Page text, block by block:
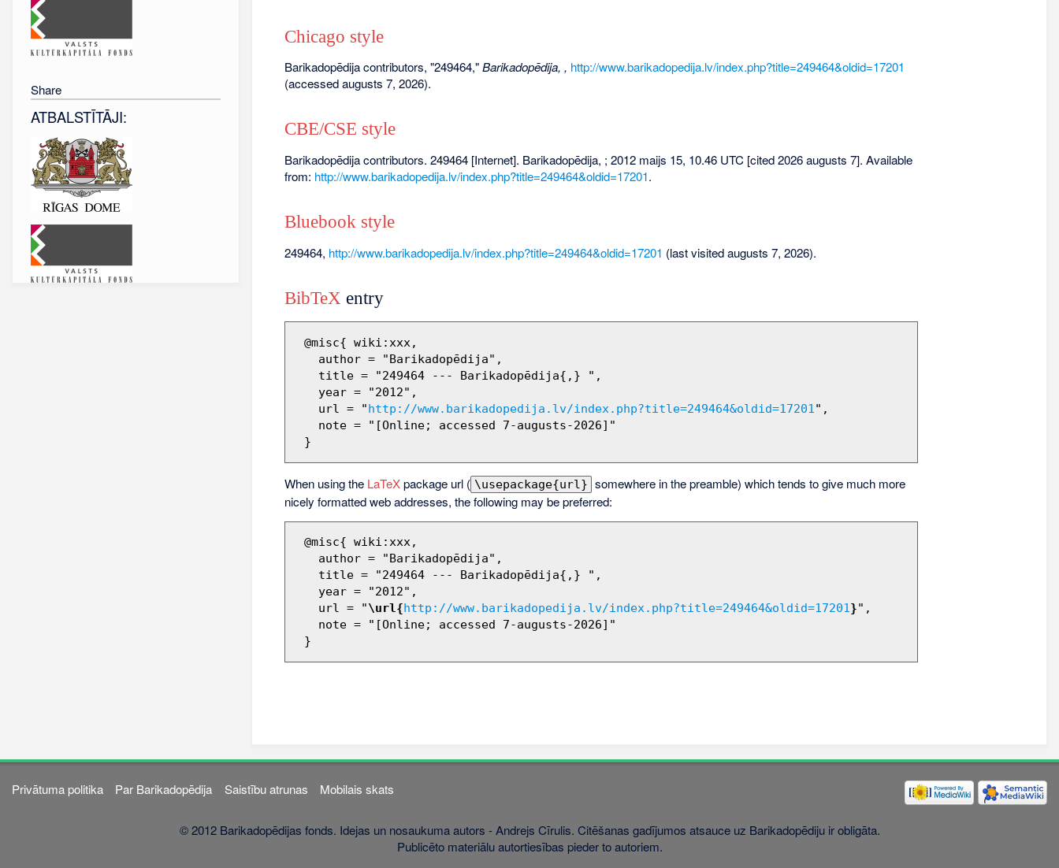
Chicago style
Barikadopēdija contributors, "249464,"Barikadopēdija, , http://www.barikadopedija.lv/index.php?title=249464&oldid=17201
(accessed augusts 7, 2026).
CBE/CSE style
Barikadopēdija contributors. 249464 [Internet]. Barikadopēdija, ; 2012 maijs 15, 10.46 UTC [cited 2026 augusts 7]. Available
from: http://www.barikadopedija.lv/index.php?title=249464&oldid=17201.
Bluebook style
249464, http://www.barikadopedija.lv/index.php?title=249464&oldid=17201 (last visited augusts 7, 2026).
BibTeX entry
   url = "
http://www.barikadopedija.lv/index.php?title=249464&oldid=17201 ",
When using the LaTeXpackage url ( \usepackage{url} somewhere in the preamble) which tends to give much more
nicely formatted web addresses, the following may be preferred:
   url = "
\url{http://www.barikadopedija.lv/index.php?title=249464&oldid=17201}",
Share
ATBALSTĪTĀJI:
Privātuma politika Par Barikadopēdija Saistību atrunas Mobilais skats
© 2012 Barikadopēdijas fonds. Idejas un nosaukuma autors - Andrejs Cīrulis. Citēšanas gadījumos atsauce uz Barikadopēdiju ir obligāta.
Publicēto materiālu autortiesības pieder to autoriem.